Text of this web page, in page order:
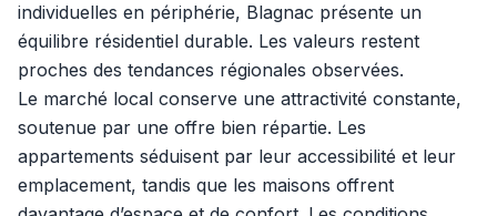
individuelles en périphérie, Blagnac présente un
équilibre résidentiel durable. Les valeurs restent
proches des tendances régionales observées.
Le marché local conserve une attractivité constante,
soutenue par une offre bien répartie. Les
appartements séduisent par leur accessibilité et leur
emplacement, tandis que les maisons offrent